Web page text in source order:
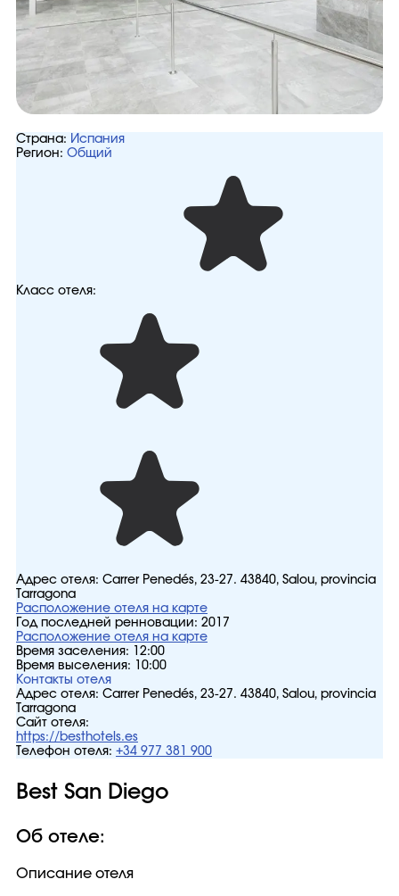
Страна: Испания
Регион: Общий
Класс отеля:
Адрес отеля: Carrer Penedés, 23-27. 43840, Salou, provincia
Tarragona
Расположение отеля на карте
Год последней ренновации: 2017
Расположение отеля на карте
Время заселения:
12:00
Время выселения:
10:00
Контакты отеля
Адрес отеля: Carrer Penedés, 23-27. 43840, Salou, provincia
Tarragona
Сайт отеля:
https://besthotels.es
Телефон отеля: +34 977 381 900
Best San Diego
Об отеле:
Описание отеля